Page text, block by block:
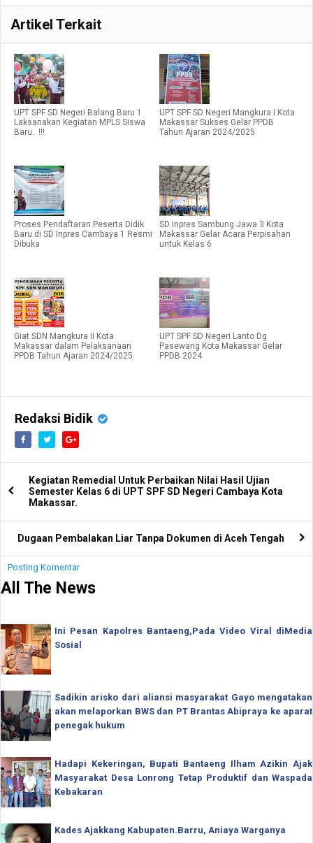
Artikel Terkait
UPT SPF SD Negeri Balang Baru 1
Laksanakan Kegiatan MPLS Siswa
Baru.. !!!
UPT SPF SD Negeri Mangkura I Kota
Makassar Sukses Gelar PPDB
Tahun Ajaran 2024/2025
Proses Pendaftaran Peserta Didik
Baru di SD Inpres Cambaya 1 Resmi
Dibuka
SD Inpres Sambung Jawa 3 Kota
Makassar Gelar Acara Perpisahan
untuk Kelas 6
Giat SDN Mangkura II Kota
Makassar dalam Pelaksanaan
PPDB Tahun Ajaran 2024/2025
UPT SPF SD Negeri Lanto Dg
Pasewang Kota Makassar Gelar
PPDB 2024
Redaksi Bidik
Kegiatan Remedial Untuk Perbaikan Nilai Hasil Ujian
Semester Kelas 6 di UPT SPF SD Negeri Cambaya Kota
Makassar.
Dugaan Pembalakan Liar Tanpa Dokumen di Aceh Tengah
Posting Komentar
All The News
Ini Pesan Kapolres Bantaeng,Pada Video Viral diMedia
Sosial
Sadikin arisko dari aliansi masyarakat Gayo mengatakan
akan melaporkan BWS dan PT Brantas Abipraya ke aparat
penegak hukum
Hadapi Kekeringan, Bupati Bantaeng Ilham Azikin Ajak
Masyarakat Desa Lonrong Tetap Produktif dan Waspada
Kebakaran
Kades Ajakkang Kabupaten.Barru, Aniaya Warganya